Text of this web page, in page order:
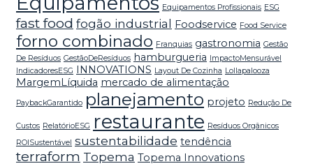
Equipamentos Profissionais ESG
fast food fogão industrial Foodservice Food Service
forno combinado Franquias gastronomia Gestão
De Resíduos GestãoDeResíduos hamburgueria
ImpactoMensurável
IndicadoresESG
INNOVATIONS Layout De Cozinha Lollapalooza
MargemLíquida mercado de alimentação
PaybackGarantido planejamento projeto Redução De
Custos RelatórioESG restaurante Resíduos Orgânicos
ROISustentável sustentabilidade tendência
terraform Topema Topema Innovations